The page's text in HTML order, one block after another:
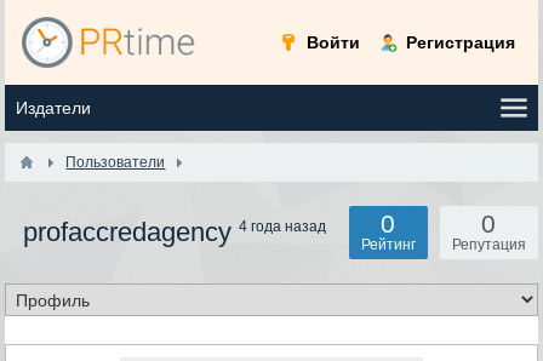
Войти Регистрация
Пользователи
profaccredagency4 года назад 0
Репутация
0
Рейтинг